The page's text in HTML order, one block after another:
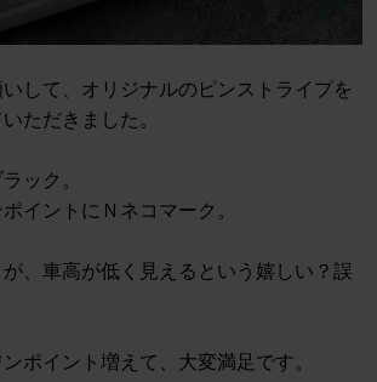
して、オリジナルのピンストライプを
ただきました。
ック。
イントにＮネコマーク。
、車高が低く見えるという嬉しい？誤
ポイント増えて、大変満足です。